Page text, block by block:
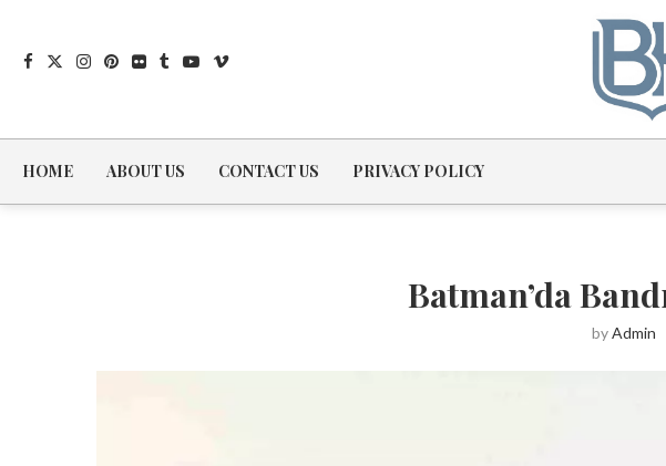
HOME ABOUT US CONTACT US PRIVACY POLICY
Batman’da
byAdmin